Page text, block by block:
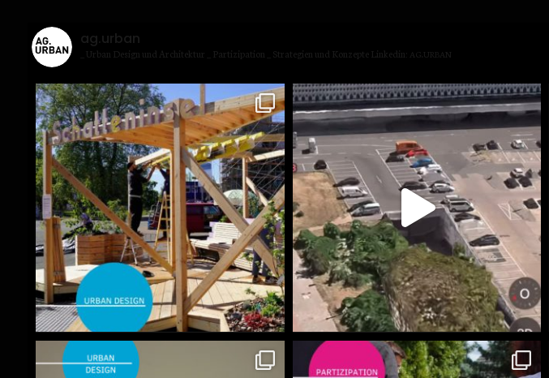
ag.urban
_ Urban Design und Archi­tek­tur _ Par­ti­zi­pa­ti­on _ Stra­te­gien und Kon­zep­te Lin­kedin: AG URBAN